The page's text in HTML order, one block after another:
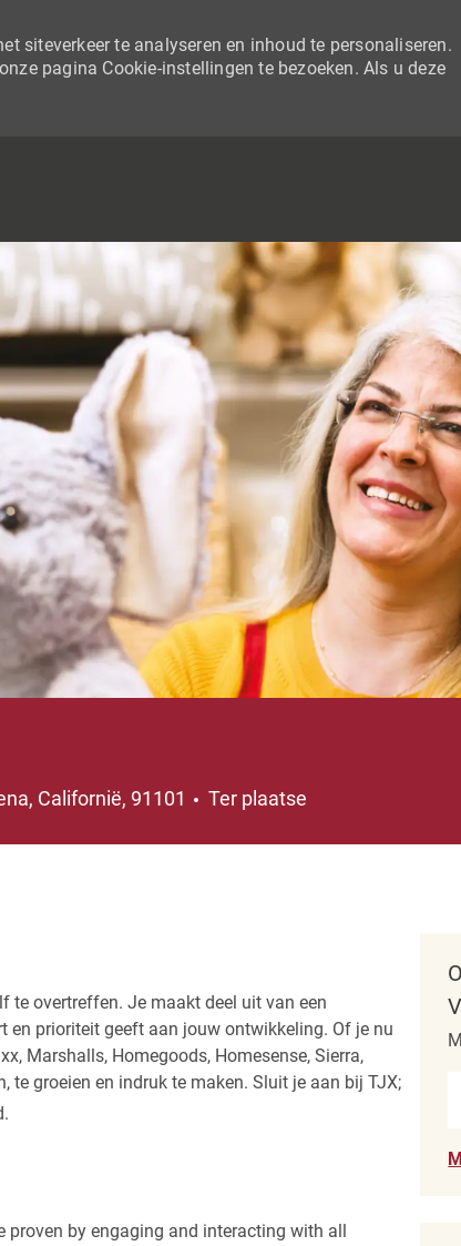
siteverkeer te analyseren en inhoud te personaliseren.
pagina Cookie-instellingen te bezoeken. Als u deze
Californië, 91101 Ter plaatse
te overtreffen. Je maakt deel uit van een
prioriteit geeft aan jouw ontwikkeling. Of je nu
Marshalls, Homegoods, Homesense, Sierra,
te groeien en indruk te maken. Sluit je aan bij TJX;
proven by engaging and interacting with all